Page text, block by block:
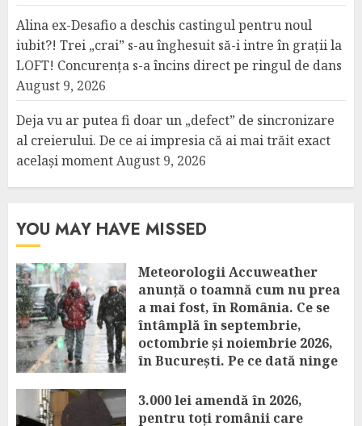
Alina ex-Desafio a deschis castingul pentru noul
iubit?! Trei „crai” s-au înghesuit să-i intre în grații la
LOFT! Concurența s-a încins direct pe ringul de dans
August 9, 2026
Deja vu ar putea fi doar un „defect” de sincronizare
al creierului. De ce ai impresia că ai mai trăit exact
același momentAugust 9, 2026
YOU MAY HAVE MISSED
Meteorologii Accuweather
anunță o toamnă cum nu prea
a mai fost, în România. Ce se
întâmplă în septembrie,
octombrie și noiembrie 2026,
în București. Pe ce dată ninge
3.000 lei amendă în 2026,
pentru toți românii care